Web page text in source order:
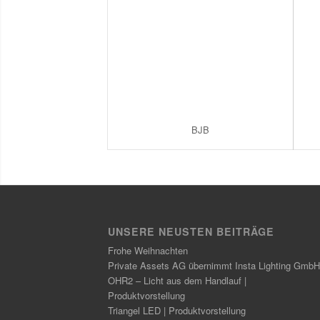
BJB
UNSERE NEUSTEN BEITRÄGE
Frohe Weihnachten
Private Assets AG übernimmt Insta Lighting GmbH
OHR2 – Licht aus dem Handlauf |
Produktvorstellung
Triangel LED | Produktvorstellung